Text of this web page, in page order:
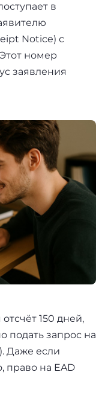
в
Notice) с
номер
заявления
150 дней,
подать запрос на
Даже если
право на EAD